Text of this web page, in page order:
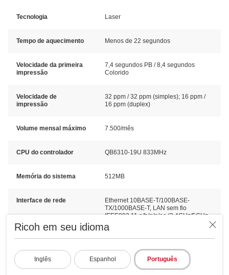
Ricoh em seu idioma
Inglês Espanhol Português
Tecnologia Laser
Tempo de aquecimento Menos de 22 segundos
Velocidade da primeira
impressão
7,4 segundos PB / 8,4 segundos
Colorido
Velocidade de
impressão
32 ppm / 32 ppm (simples); 16 ppm /
16 ppm (duplex)
Volume mensal máximo 7.500/mês
CPU do controlador QB6310-19U 833MHz
Memória do sistema 512MB
Interface de rede
Ethernet 10BASE-T/100BASE-
TX/1000BASE-T, LAN sem fio
IEEE802.11 a/b/g/n/ac (2,4GHz/5GHz,
Wi-Fi Direct), USB Host I/F Tipo A, USB
Device I/F Tipo B
Disco rígido